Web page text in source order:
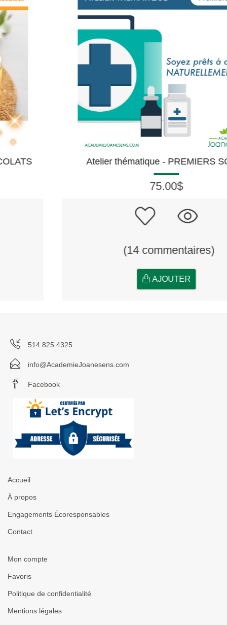
Atelier thématique - PREMIERS SOINS
(14 commentaires)
514.825.4325
info@AcademieJoanesens.com
Facebook
Accueil
À propos
Engagements Écoresponsables
Contact
Mon compte
Favoris
Politique de confidentialité
Mentions légales